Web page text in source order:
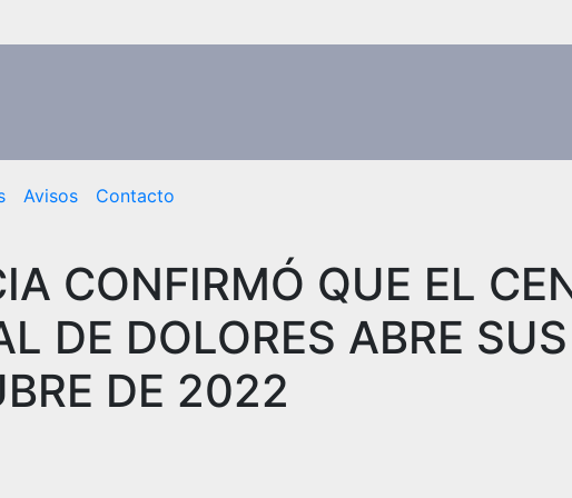
Avisos Contacto
CONFIRMÓ QUE EL
DE DOLORES ABRE SUS
DE 2022